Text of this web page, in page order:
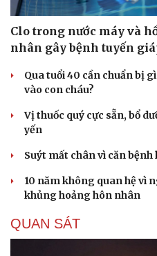
Clo trong nước máy và
nhân gây bệnh tuyến
Qua tuổi 40 cần chuẩn bị
vào con cháu?
Vị thuốc quý cực sẵn, bổ
yến
Suýt mất chân vì căn
10 năm không quan hệ vì
khủng hoảng hôn nhân
QUAN SÁT